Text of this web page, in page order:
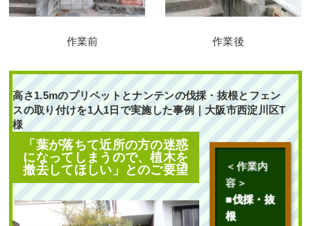
作業前 作業後
高さ1.5mのプリペットとナンテンの伐採・抜根とフェン
スの取り付けを1人1日で実施した事例｜大阪市西淀川区T
様
「葉が落ちて近所の方の迷惑
になってしまうので、植木を
撤去してほしい」とのご要望
＜作業内
容＞
■伐採・抜
根